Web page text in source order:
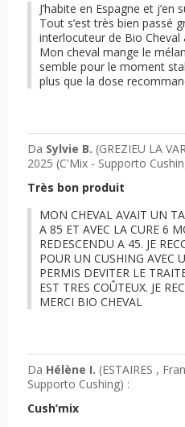
J’habite en Espagne et
Tout s’est très bien passé
interlocuteur de Bio
Mon cheval mange le
semble pour le moment
plus que la dose
Da Sylvie B. (GREZIEU LA
2025 (C'Mix - Supporto
Très bon produit
MON CHEVAL AVAIT UN
A 85 ET AVEC LA CURE 6
REDESCENDU A 45. JE
POUR UN CUSHING AVEC
PERMIS DEVITER LE
EST TRES COÛTEUX. JE
MERCI BIO CHEVAL
Da Hélène I. (ESTAIRES ,
Supporto Cushing) :
Cush’mix